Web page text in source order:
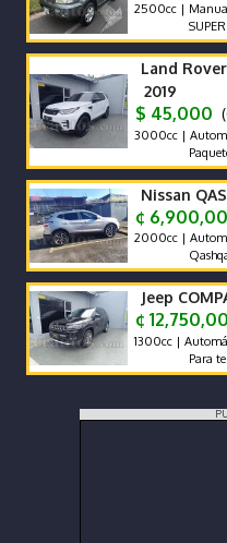
2500cc |
SUPER
Land Rover
2019
$ 45,000
3000cc |
Paquete
Nissan
¢
2000cc |
Qashqai
Jeep
¢
1300cc |
Para